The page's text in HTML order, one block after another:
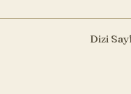
Dizi